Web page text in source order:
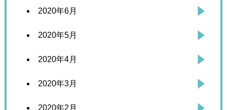
2020年6月
2020年5月
2020年4月
2020年3月
2020年2月